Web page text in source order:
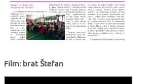
Film: brat Štefan